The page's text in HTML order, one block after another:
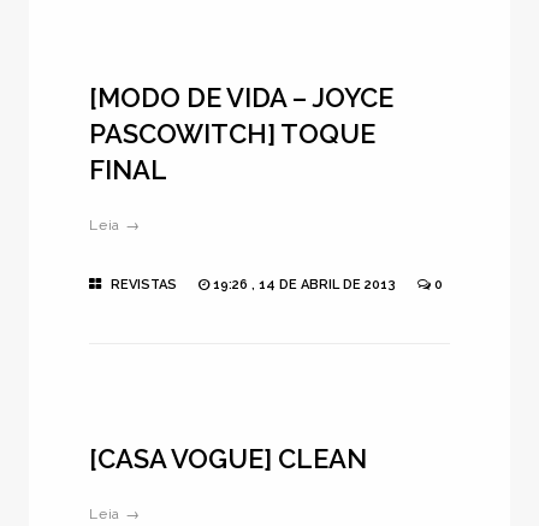
[MODO DE VIDA – JOYCE
PASCOWITCH] TOQUE
FINAL
Leia →
REVISTAS 19:26 , 14 DE ABRIL DE 2013 0
[CASA VOGUE] CLEAN
Leia →